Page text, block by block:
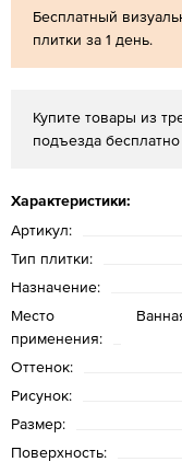
Бесплатный
плитки за 1 день.
Купите товары из
подъезда бесплатно
Характеристики:
Артикул:
Тип плитки:
Назначение:
Место
применения:
Оттенок:
Рисунок:
Размер:
Поверхность: